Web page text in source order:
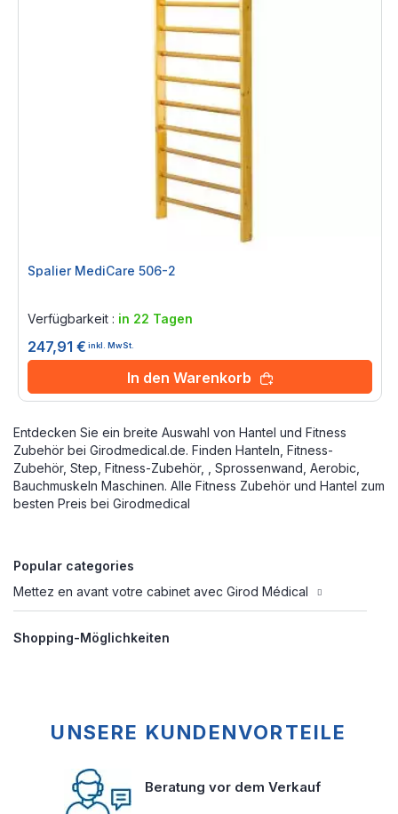
Spalier MediCare 506-2
Verfügbarkeit : in 22 Tagen
247,91 € inkl. MwSt.
In den Warenkorb
Entdecken Sie ein breite Auswahl von Hantel und Fitness
Zubehör bei Girodmedical.de. Finden Hanteln, Fitness-
Zubehör, Step, Fitness-Zubehör, , Sprossenwand, Aerobic,
Bauchmuskeln Maschinen. Alle Fitness Zubehör und Hantel zum
besten Preis bei Girodmedical
Popular categories
Mettez en avant votre cabinet avec Girod Médical
Shopping-Möglichkeiten
UNSERE KUNDENVORTEILE
Beratung vor dem Verkauf